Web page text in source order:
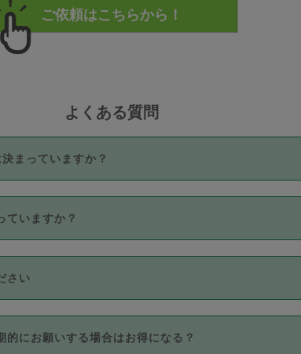
よくある質問
まっていますか？
です。3時間を超えて依頼したい場合は、延長機能を
くには、タスカジさんに事前に相談し、合意の上事前
を下回っても、値引き等はございません。
ていますか？
タスカジさん自身が価格を選んで設定しています。
には最初は制限があり、レビュー件数、レビューの平
が上がっていく仕組みになっています。
さい
カード（Visa／Master／JCB／AMERICAN
的にお願いする場合はお得になる？